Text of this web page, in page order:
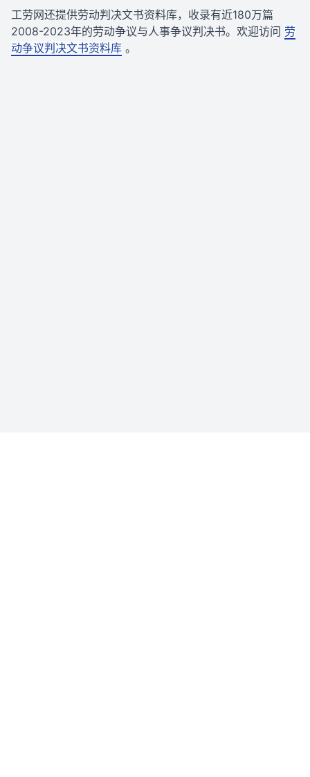
工劳网还提供劳动判决文书资料库，收录有近180万篇
2008-2023年的劳动争议与人事争议判决书。欢迎访问 劳
动争议判决文书资料库 。